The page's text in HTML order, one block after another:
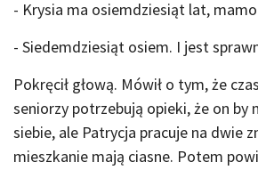
- Krysia ma osiemdziesiąt lat,
- Siedemdziesiąt osiem. I jest
Pokręcił głową. Mówił o tym, że
seniorzy potrzebują opieki, że on by
siebie, ale Patrycja pracuje na dwie
mieszkanie mają ciasne. Potem